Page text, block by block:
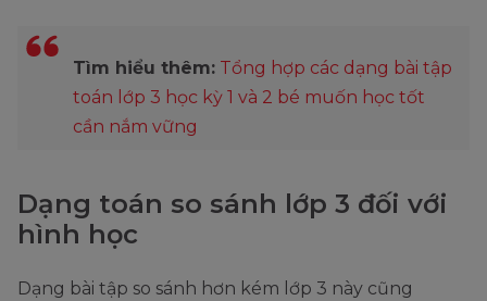
Tìm hiểu thêm: Tổng hợp các dạng bài tập
toán lớp 3 học kỳ 1 và 2 bé muốn học tốt
cần nắm vững
Dạng toán so sánh lớp 3 đối với
hình học
Dạng bài tập so sánh hơn kém lớp 3 này cũng